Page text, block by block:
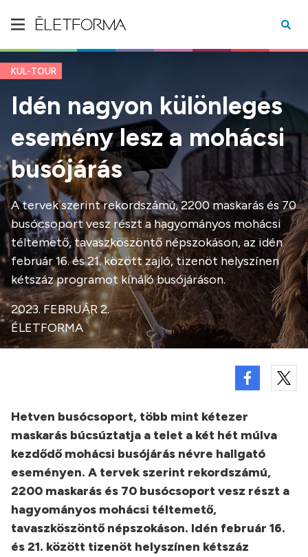
KUL-TOUR
Idén nagyon különleges
esemény lesz a mohácsi
busójárás
A tervek szerint rekordszámú, 2200 maskarás és 70
busócsoport vesz részt a hagyományos mohácsi
téltemető, tavaszköszöntő népszokáson, az idén
február 16. és 21. között zajló, tizenöt helyszínen
kétszáz programot kínáló busójáráson.
2023. FEBRUÁR 2.
ÉLETFORMA
Hetven busócsoport, több mint kétezer
maskarás búcsúztatja a telet a két hét múlva
kezdődő mohácsi busójárás névre hallgató
eseményen. A tervek szerint rekordszámú,
2200 maskarás és 70 busócsoport vesz részt a
hagyományos mohácsi téltemető,
tavaszköszöntő népszokáson. Idén február 16.
és 21. között tizenöt helyszínen kétszáz